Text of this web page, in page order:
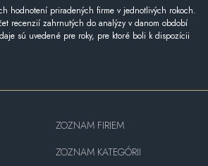
hodnotení priradených firme v jednotlivých rokoch.
recenzií zahrnutých do analýzy v danom období
sú uvedené pre roky, pre ktoré boli k dispozícii
ZOZNAM FIRIEM
ZOZNAM KATEGÓRII